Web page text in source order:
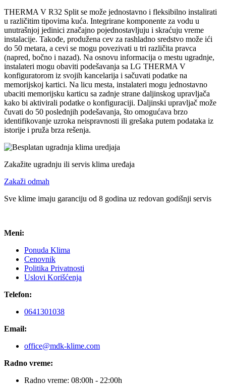
THERMA V R32 Split se može jednostavno i fleksibilno instalirati
u različitim tipovima kuća. Integrirane komponente za vodu u
unutrašnjoj jedinici značajno pojednostavljuju i skraćuju vreme
instalacije. Takođe, produžena cev za rashladno sredstvo može ići
do 50 metara, a cevi se mogu povezivati u tri različita pravca
(napred, bočno i nazad). Na osnovu informacija o mestu ugradnje,
instalateri mogu obaviti podešavanja sa LG THERMA V
konfiguratorom iz svojih kancelarija i sačuvati podatke na
memorijskoj kartici. Na licu mesta, instalateri mogu jednostavno
ubaciti memorijsku karticu sa zadnje strane daljinskog upravljača
kako bi aktivirali podatke o konfiguraciji. Daljinski upravljač može
čuvati do 50 poslednjih podešavanja, što omogućava brzo
identifikovanje uzroka neispravnosti ili grešaka putem podataka iz
istorije i pruža brza rešenja.
Zakažite ugradnju ili servis klima uređaja
Zakaži odmah
Sve klime imaju garanciju od 8 godina uz redovan godišnji servis
Meni:
Ponuda Klima
Cenovnik
Politika Privatnosti
Uslovi Korišćenja
Telefon:
0641301038
Email:
office@mdk-klime.com
Radno vreme:
Radno vreme: 08:00h - 22:00h